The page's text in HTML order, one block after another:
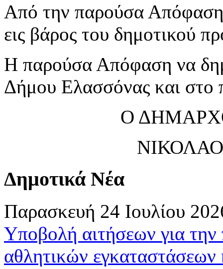
Από την παρούσα Απόφαση
εις βάρος του δημοτικού
Η παρούσα Απόφαση να
Δήμου Ελασσόνας και
Ο
Δημοτικά Νέα
Παρασκευή 24 Ιουλίου
Υποβολή αιτήσεων για
αθλητικών